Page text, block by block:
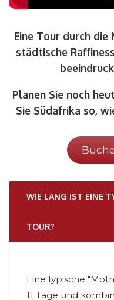
Eine Tour durch
städtische
Planen Sie noch
Sie Südafrika so,
WIE LANG IST EINE
TOUR?
Eine typische
11 Tage und